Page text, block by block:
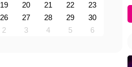
19 20 21 22
23
26 27 28 29
30
2 3 4 5 6